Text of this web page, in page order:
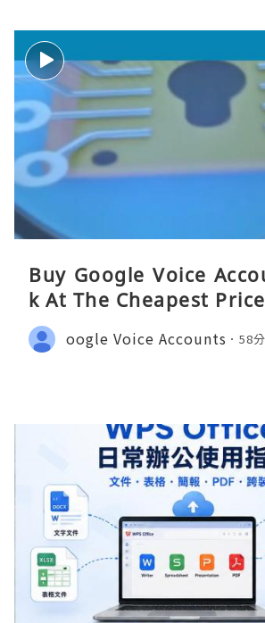
Buy Google Voice
k At The Cheapest Price
oogle Voice Accounts 58